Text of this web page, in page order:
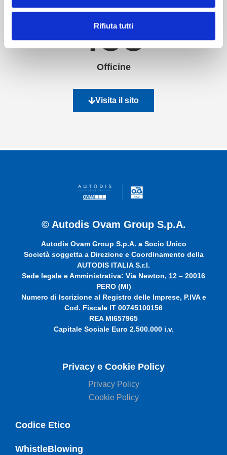
Rifiuta tutti
Officine
148
Visita il sito
© Autodis Ovam Group S.p.A.
Autodis Ovam Group S.p.A. a Socio Unico
Società soggetta a Direzione e Coordinamento della
AUTODIS ITALIA S.r.l.
Sede legale e Amministrativa: Via Newton, 12 – 20016
PERO (MI)
Numero di Iscrizione al Registro delle Imprese, P.IVA e
Cod. Fiscale IT 00745100156
REA MI657965
Capitale Sociale Euro 2.500.000 i.v.
Privacy e Cookie Policy
Privacy Policy
Cookie Policy
Codice Etico
WhistleBlowing